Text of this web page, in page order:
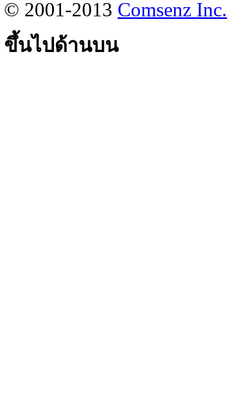
© 2001-2013 Comsenz Inc.
ขึ้นไปด้านบน